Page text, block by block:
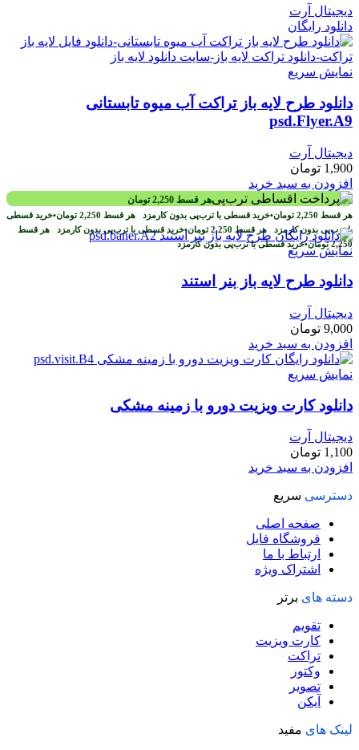
دیجیتال آرت
دانلود رایگان
نمایش سریع
دانلود طرح لايه باز تراکت آب میوه تابستانی
psd.Flyer.A9
دیجیتال آرت
1,900 تومان
افزودن به سبد خرید
هر قسط 2,250 تومان
هر قسط 2,250 تومان•خرید قسطی با ترب‌پی بدون کارمزد هر قسط 2,250 تومان•خرید قسطی
با ترب‌پی بدون کارمزد هر قسط 2,250 تومان•خرید قسطی با ترب‌پی بدون کارمزد هر قسط
2,250 تومان•خرید قسطی با ترب‌پی بدون کارمزدنمایش سریع
دانلود طرح لایه باز بنر استند
دیجیتال آرت
9,000 تومان
افزودن به سبد خرید
نمایش سریع
دانلود کارت ويزيت دورو با زمینه مشکی
دیجیتال آرت
1,100 تومان
افزودن به سبد خرید
دسترسی سریع
صفحه اصلی
فروشگاه فایل
ارتباط با ما
اشتراک ویژه
دسته های برتر
تقویم
کارت ویزیت
تراکت
وکتور
تصویر
آیکن
لینک های مفید